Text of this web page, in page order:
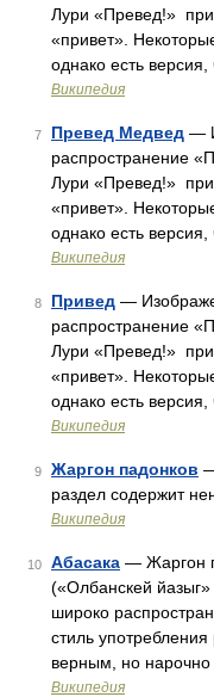
Лури «Превед!»
«привет».
однако есть
Википедия
7 Превед Медвед —
распространение
Лури «Превед!»
«привет».
однако есть
Википедия
8 Привед —
распространение
Лури «Превед!»
«привет».
однако есть
Википедия
9 Жаргон падонков
раздел содержит
Википедия
10 Абасака — Жаргон
(«Олбанскей
широко
стиль употребления
верным, но
Википедия